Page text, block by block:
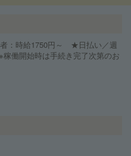
：時給1750円～ ★日払い／週
働開始時は手続き完了次第のお